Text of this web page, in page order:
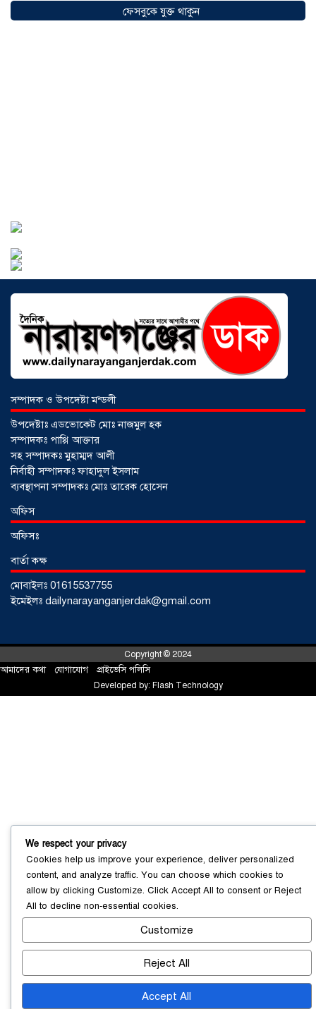
অগ্রযাত্রায় নতুন অধ্যায়, উদ্বোধন হলো ‘শিফা
মোহাম্মদিয়া ফিশারিজ’
০৫ আগস্ট ২০২৬
শর্টগান
০৩ আগস্ট ২০২৬
সোনারগাঁয়ে পরিত্যক্ত উন্নয়ন প্রকল্প:
ঠিকাদারের গাফিলতি নাকি তদারকির অভাব
০২ আগস্ট ২০২৬
নারায়ণগঞ্জে জাতীয় যুব শক্তির নতুন কমিটি,
নেতৃত্বে বাঁধন-ইমন
ফেসবুকে যুক্ত থাকুন
সম্পাদক ও উপদেষ্টা মন্ডলী
উপদেষ্টাঃ এডভোকেট মোঃ নাজমুল হক
সম্পাদকঃ পাপ্পি আক্তার
সহ সম্পাদকঃ মুহাম্মদ আলী
নির্বাহী সম্পাদকঃ ফাহাদুল ইসলাম
ব্যবস্থাপনা সম্পাদকঃ মোঃ তারেক হোসেন
অফিস
অফিসঃ
বার্তা কক্ষ
মোবাইলঃ 01615537755
ইমেইলঃ dailynarayanganjerdak@gmail.com
Copyright © 2024
আমাদের কথা যোগাযোগ প্রাইভেসি পলিসি
Developed by: Flash Technology
We respect your privacy
Cookies help us improve your experience, deliver personalized
content, and analyze traffic. You can choose which cookies to
allow by clicking Customize. Click Accept All to consent orReject
All to decline non-essential cookies.
Customize
Reject All
Accept All